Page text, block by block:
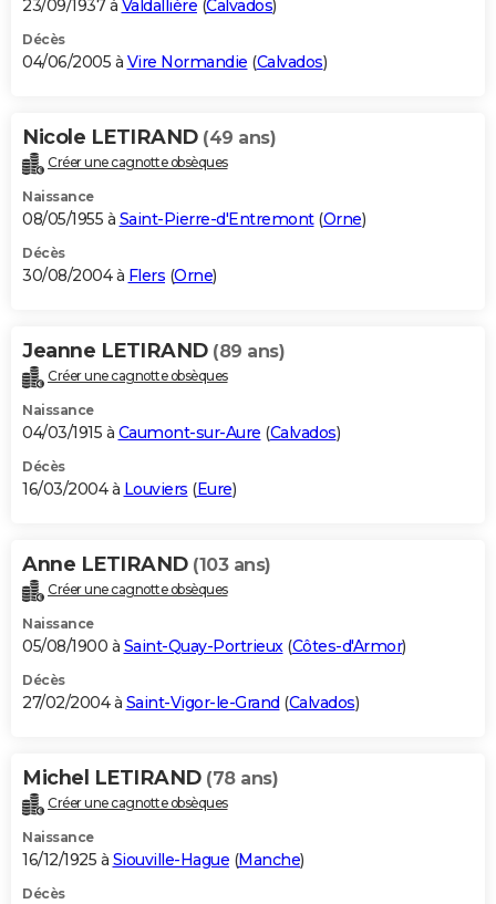
23/09/1937 à Valdallière (Calvados)
Décès
04/06/2005 à Vire Normandie (Calvados)
Nicole LETIRAND (49 ans)
Créer une cagnotte obsèques
Naissance
08/05/1955 à Saint-Pierre-d'Entremont(Orne)
Décès
30/08/2004 à Flers (Orne)
Jeanne LETIRAND (89 ans)
Créer une cagnotte obsèques
Naissance
04/03/1915 à Caumont-sur-Aure (Calvados)
Décès
16/03/2004 à Louviers (Eure)
Anne LETIRAND (103 ans)
Créer une cagnotte obsèques
Naissance
05/08/1900 à Saint-Quay-Portrieux(Côtes-d'Armor)
Décès
27/02/2004 à Saint-Vigor-le-Grand (Calvados)
Michel LETIRAND (78 ans)
Créer une cagnotte obsèques
Naissance
16/12/1925 à Siouville-Hague (Manche)
Décès